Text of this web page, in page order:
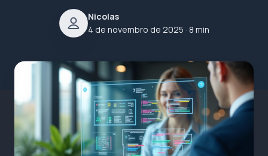
Nicolas
4 de novembro de 2025 · 8 min